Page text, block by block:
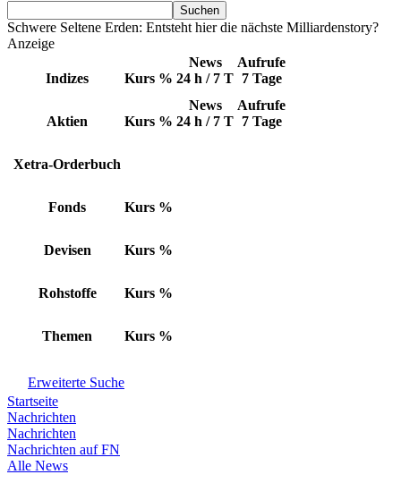
Schwere Seltene Erden: Entsteht hier die nächste Milliardenstory?
Anzeige
Indizes Kurs %
News
24 h / 7 T
Aufrufe
7 Tage
Aktien Kurs %
News
24 h / 7 T
Aufrufe
7 Tage
Xetra-Orderbuch
Fonds Kurs %
Devisen Kurs %
Rohstoffe Kurs %
Themen Kurs %
Erweiterte Suche
Startseite
Nachrichten
Nachrichten
Nachrichten auf FN
Alle News